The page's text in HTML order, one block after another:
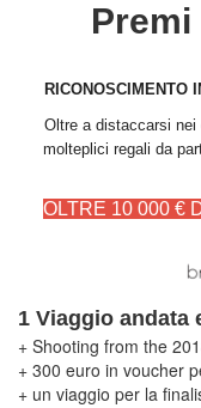
RICONOSCIMENTO
Oltre a distaccarsi
molteplici regali da
OLTRE 10 000 €
1 Viaggio andata
+ Shooting from the
+ 300 euro in voucher
+ un viaggio per la